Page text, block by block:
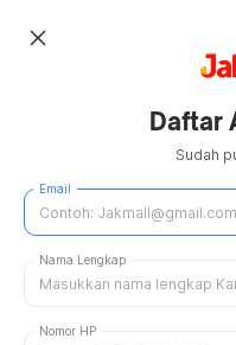
close
Daftar
Sudah
Email
Nama Lengkap
Nomor HP